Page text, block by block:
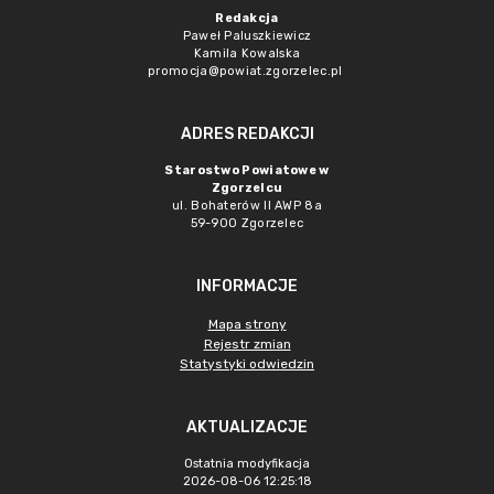
Redakcja
Paweł Paluszkiewicz
Kamila Kowalska
promocja@powiat.zgorzelec.pl
ADRES REDAKCJI
Starostwo Powiatowe w
Zgorzelcu
ul. Bohaterów II AWP 8a
59-900 Zgorzelec
INFORMACJE
Mapa strony
Rejestr zmian
Statystyki odwiedzin
AKTUALIZACJE
Ostatnia modyfikacja
2026-08-06 12:25:18